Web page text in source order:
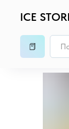
ICE
Главная / iPad /